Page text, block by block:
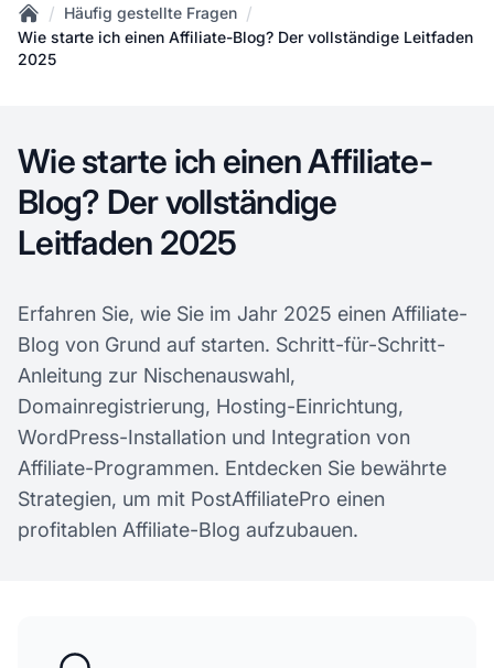
Home
/ Häufig gestellte Fragen /
Wie starte ich einen Affiliate-Blog? Der vollständige Leitfaden
2025
Wie starte ich einen Affiliate-
Blog? Der vollständige
Leitfaden 2025
Erfahren Sie, wie Sie im Jahr 2025 einen Affiliate-
Blog von Grund auf starten. Schritt-für-Schritt-
Anleitung zur Nischenauswahl,
Domainregistrierung, Hosting-Einrichtung,
WordPress-Installation und Integration von
Affiliate-Programmen. Entdecken Sie bewährte
Strategien, um mit PostAffiliatePro einen
profitablen Affiliate-Blog aufzubauen.